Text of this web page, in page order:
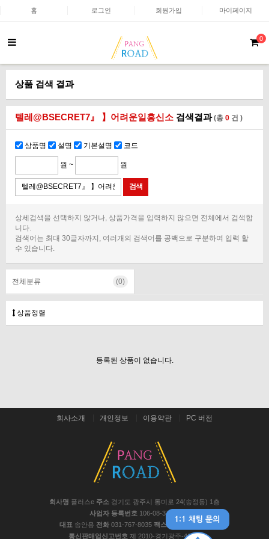
홈 로그인 회원가입 마이페이지
0
상품 검색 결과
텔레@BSECRET7』 】어려운일흥신소 검색결과(총 0 건 )
상품명 설명 기본설명 코드
원 ~ 원
상세검색을 선택하지 않거나, 상품가격을 입력하지 않으면 전체에서 검색합
니다.
검색어는 최대 30글자까지, 여러개의 검색어를 공백으로 구분하여 입력 할
수 있습니다.
전체분류 (0)
상품정렬
등록된 상품이 없습니다.
회사소개 개인정보 이용약관 PC 버전
회사명 플러스e 주소 경기도 광주시 통미로 24(송정동) 1층
사업자 등록번호 106-08-37441
대표 송안용 전화 031-767-8035 팩스 031-767-8048
통신판매업신고번호 제 2010-경기광주-467호